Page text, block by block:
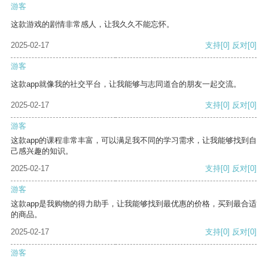
游客
这款游戏的剧情非常感人，让我久久不能忘怀。
2025-02-17 支持[0] 反对[0]
游客
这款app就像我的社交平台，让我能够与志同道合的朋友一起交流。
2025-02-17 支持[0] 反对[0]
游客
这款app的课程非常丰富，可以满足我不同的学习需求，让我能够找到自
己感兴趣的知识。
2025-02-17
支持[0] 反对[0]
游客
这款app是我购物的得力助手，让我能够找到最优惠的价格，买到最合适
的商品。
2025-02-17
支持[0] 反对[0]
游客